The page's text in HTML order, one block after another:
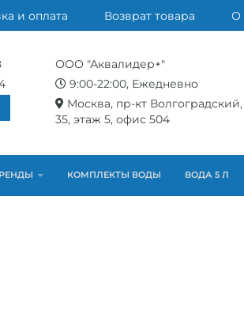
и оплата Возврат товара О
ООО "Аквалидер+"
9:00-22:00, Ежедневно
Москва, пр-кт
35, этаж 5, офис 504
КОМПЛЕКТЫ ВОДЫ ВОДА 5 Л